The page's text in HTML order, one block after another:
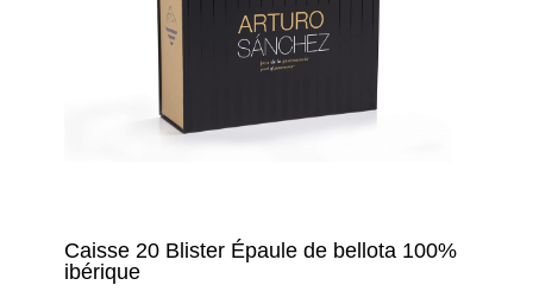
Caisse 20 Blister Épaule de bellota 100%
ibérique